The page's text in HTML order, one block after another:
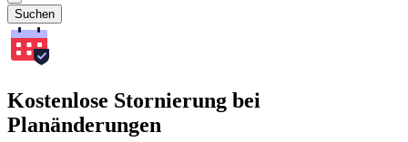
Suchen
Kostenlose Stornierung bei
Planänderungen